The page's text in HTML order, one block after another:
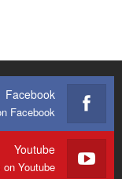
Facebook
Facebook
Youtube
Youtube